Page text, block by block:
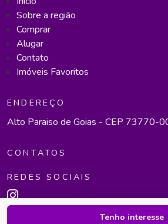
Tenho interesse
Sobre a região
Comprar
Alugar
Contato
Imóveis Favoritos
ENDEREÇO
Alto Paraiso de Goias - CEP 73770-
CONTATOS
REDES SOCIAIS